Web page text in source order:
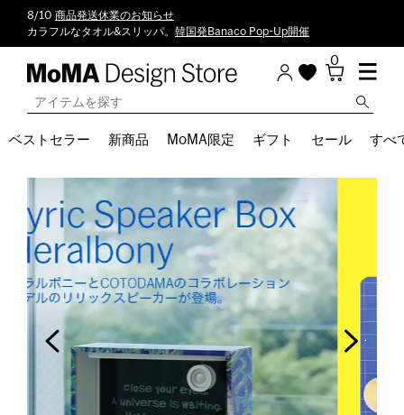
8/10 商品発送休業のお知らせ
カラフルなタオル&スリッパ。 韓国発Banaco Pop-Up開催
0
ベストセラー 新商品 MoMA限定 ギフト セール すべ